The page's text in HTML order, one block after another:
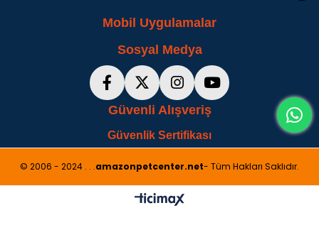
Mobil Uygulamalar
Sosyal Medya
Güvenli Alışveriş
Güvenlik Sertifikası
© 2006 - 2024 . . .amazonpetcenter.net- Tüm Hakları Saklıdır.